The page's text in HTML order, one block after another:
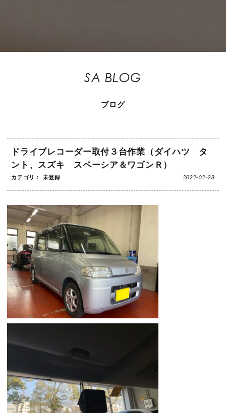
SA BLOG
ブログ
ドライブレコーダー取付３台作業（ダイハツ タ
ント、スズキ スペーシア＆ワゴンＲ）
カテゴリ： 未登録 2022-02-28